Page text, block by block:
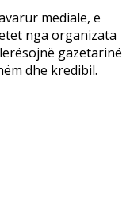
mediale, e
nga organizata
gazetarinë
dhe kredibil.